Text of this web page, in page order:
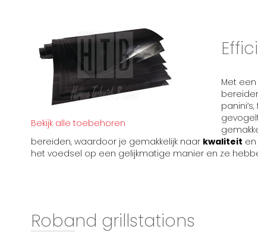
Bekijk alle toebehoren
Met
bereiden, waardoor je gemakkelijk naar kwaliteit
het voedsel op een gelijkmatige manier en ze
Roband grillstations